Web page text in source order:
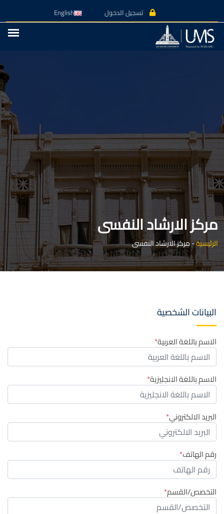
تسجيل الدخول English
مركز الارشاد النفسى
الرئيسية-مركز الارشاد النفسى
البيانات الشخصية
الاسم باللغة العربية
الاسم باللغة الانجليزية
البريد الالكتروني
رقم الهاتف
التخصص/القسم